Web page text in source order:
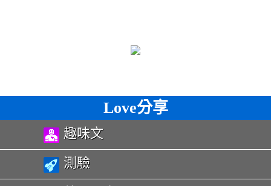
Love分享
趣味文
測驗